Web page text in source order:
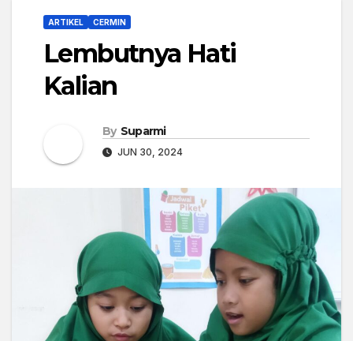
ARTIKEL CERMIN
Lembutnya Hati
Kalian
By Suparmi
JUN 30, 2024